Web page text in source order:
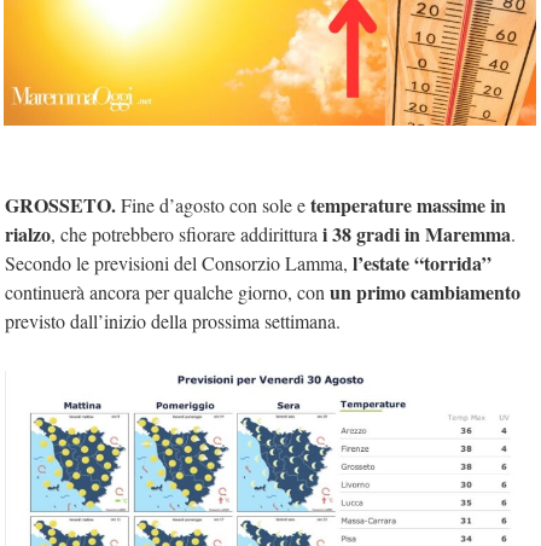
GROSSETO.Fine d’agosto con sole etemperature massime in
rialzo, che potrebbero sfiorare addirittura i 38 gradi in Maremma.
Secondo le previsioni del Consorzio Lamma, l’estate “torrida”
continuerà ancora per qualche giorno, con un primo cambiamento
previsto dall’inizio della prossima settimana.